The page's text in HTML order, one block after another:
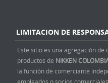
LIMITACION DE
Este sitio es una agregación
productos de NIKKEN
la función de comerciante